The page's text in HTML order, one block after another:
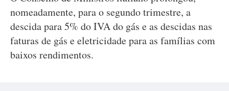
nomeadamente, para o segundo trimestre, a
descida para 5% do IVA do gás e as descidas nas
faturas de gás e eletricidade para as famílias com
baixos rendimentos.